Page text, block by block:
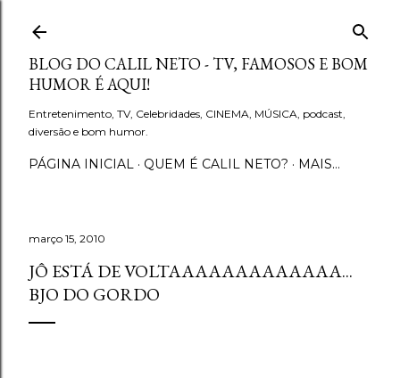
Pular para o conteúdo principal
BLOG DO CALIL NETO - TV, FAMOSOS E BOM
HUMOR É AQUI!
Entretenimento, TV, Celebridades, CINEMA, MÚSICA, podcast,
diversão e bom humor.
PÁGINA INICIAL QUEM É CALIL NETO? MAIS…
março 15, 2010
JÔ ESTÁ DE VOLTAAAAAAAAAAAAA...
BJO DO GORDO